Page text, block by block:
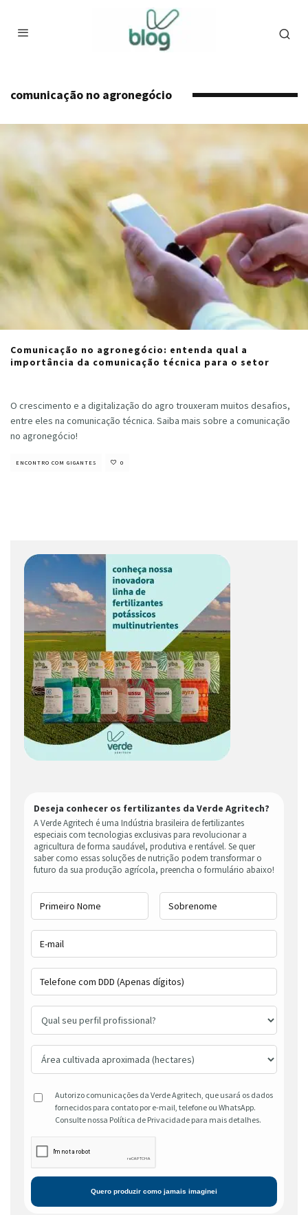
comunicação no agronegócio
Comunicação no agronegócio: entenda qual a
importância da comunicação técnica para o setor
O crescimento e a digitalização do agro trouxeram muitos desafios,
entre eles na comunicação técnica. Saiba mais sobre a comunicação
no agronegócio!
ENCONTRO COM GIGANTES 0
Deseja conhecer os fertilizantes da Verde Agritech?
A Verde Agritech é uma Indústria brasileira de fertilizantes
especiais com tecnologias exclusivas para revolucionar a
agricultura de forma saudável, produtiva e rentável. Se quer
saber como essas soluções de nutrição podem transformar o
futuro da sua produção agrícola, preencha o formulário abaixo!
Autorizo comunicações da Verde Agritech, que usará os dados
fornecidos para contato por e-mail, telefone ou WhatsApp.
Consulte nossa Política de Privacidade para mais detalhes.